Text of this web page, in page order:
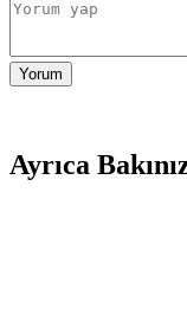
Yorum
Ayrıca